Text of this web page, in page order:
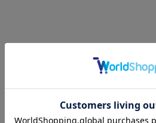
返品・交換について
手作り品の為、ひとつひとつが微妙
色や形の個体差や色ムラ、黒点、